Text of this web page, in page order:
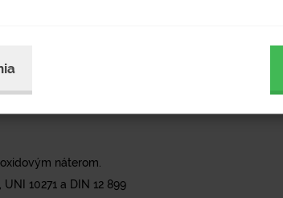
z mosadze.
procese jemný, rovnomerný a široký prúd
ktoré sa pri použiťí ihneď uvoľnia.
očí.
náterom.
10271 a DIN 12 899